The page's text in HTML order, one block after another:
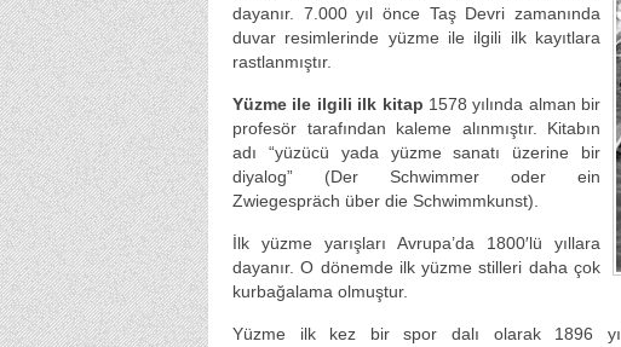
dayanır. 7.000 yıl önce Taş Devri zamanında
duvar resimlerinde yüzme ile ilgili ilk kayıtlara
rastlanmıştır.
Yüzme ile ilgili ilk kitap 1578 yılında alman bir
profesör tarafından kaleme alınmıştır. Kitabın
adı “yüzücü yada yüzme sanatı üzerine bir
diyalog” (Der Schwimmer oder ein
Zwiegespräch über die Schwimmkunst).
İlk yüzme yarışları Avrupa’da 1800′lü yıllara
dayanır. O dönemde ilk yüzme stilleri daha çok
kurbağalama olmuştur.
Yüzme ilk kez bir spor dalı olarak 1896